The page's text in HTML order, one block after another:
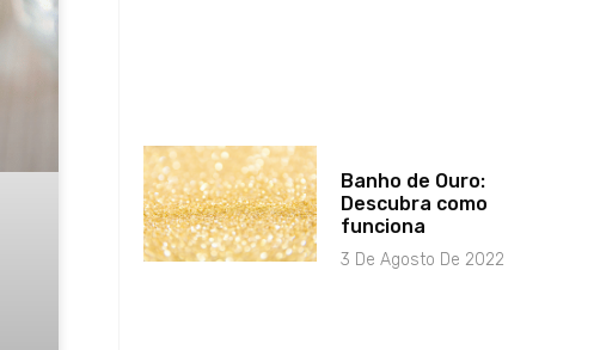
Banho de Ouro:
Descubra como
funciona
3 De Agosto De 2022